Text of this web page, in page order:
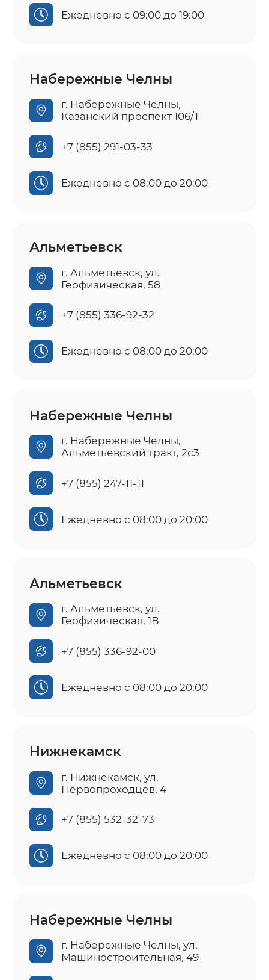
Ежедневно с 09:00 до 19:00
Набережные Челны
г. Набережные Челны,
Казанский проспект 106/1
+7 (855) 291-03-33
Ежедневно с 08:00 до 20:00
Альметьевск
г. Альметьевск, ул.
Геофизическая, 58
+7 (855) 336-92-32
Ежедневно с 08:00 до 20:00
Набережные Челны
г. Набережные Челны,
Альметьевский тракт, 2с3
+7 (855) 247-11-11
Ежедневно с 08:00 до 20:00
Альметьевск
г. Альметьевск, ул.
Геофизическая, 1В
+7 (855) 336-92-00
Ежедневно с 08:00 до 20:00
Нижнекамск
г. Нижнекамск, ул.
Первопроходцев, 4
+7 (855) 532-32-73
Ежедневно с 08:00 до 20:00
Набережные Челны
г. Набережные Челны, ул.
Машиностроительная, 49